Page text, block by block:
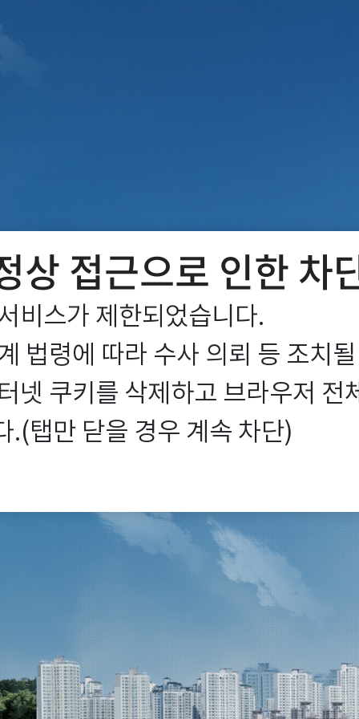
상 접근으로 인한 차
비스가 제한되었습니다.
법령에 따라 수사 의뢰 등 조치
넷 쿠키를 삭제하고 브라우저 전
.(탭만 닫을 경우 계속 차단)